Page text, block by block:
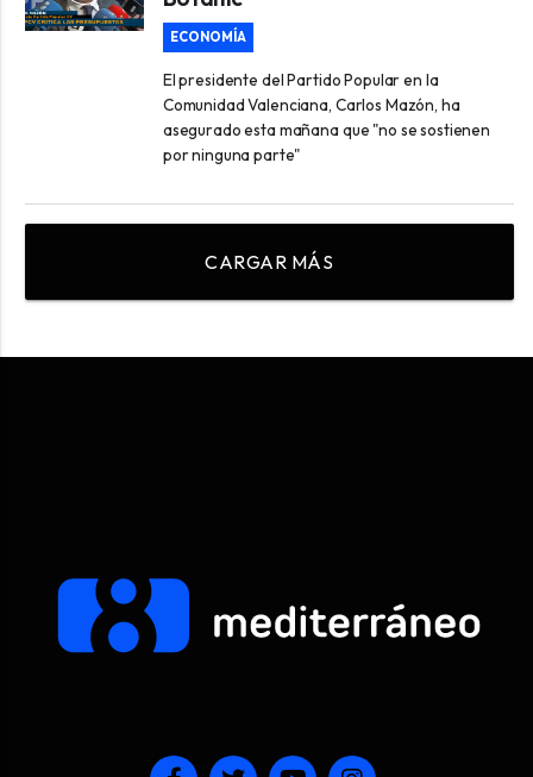
ECONOMÍA
El presidente del Partido Popular en la
Comunidad Valenciana, Carlos Mazón, ha
asegurado esta mañana que "no se sostienen
por ninguna parte"
CARGAR MÁS